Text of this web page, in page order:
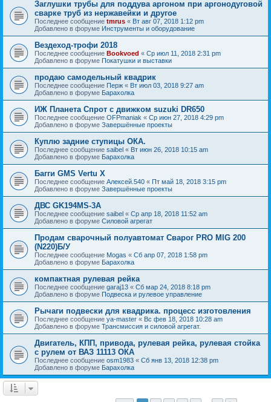
Заглушки трубы для поддува аргоном при аргонодуговой
сварке труб из нержавейки и другое
Последнее сообщение tmrus « Вт авг 07, 2018 1:12 pm
Добавлено в форуме Инструменты и оборудование
Вездеход-трофи 2018
Последнее сообщение Bookvoed « Ср июл 11, 2018 2:31 pm
Добавлено в форуме Покатушки и выставки
продаю самодельный квадрик
Последнее сообщение Перж « Вт июл 03, 2018 9:27 am
Добавлено в форуме Барахолка
ИЖ Планета Спрот с движком suzuki DR650
Последнее сообщение OFPmaniak « Ср июн 27, 2018 4:29 pm
Добавлено в форуме Завершённые проекты
Куплю задние ступицы ОКА.
Последнее сообщение saibel « Вт июн 26, 2018 10:15 am
Добавлено в форуме Барахолка
Багги GMS Vertu X
Последнее сообщение Алексей.540 « Пт май 18, 2018 3:15 pm
Добавлено в форуме Завершённые проекты
ДВС GK194MS-3A
Последнее сообщение saibel « Ср апр 18, 2018 11:52 am
Добавлено в форуме Силовой агрегат
Продам сварочный полуавтомат Сварог PRO MIG 200
(N220)Б/У
Последнее сообщение Mogas « Сб апр 07, 2018 1:58 pm
Добавлено в форуме Барахолка
компактная рулевая рейка
Последнее сообщение garaj13 « Сб мар 24, 2018 8:18 pm
Добавлено в форуме Подвеска и рулевое управление
Рычаги подвески для квадрика. процесс изготовления
Последнее сообщение ya-master « Вс фев 18, 2018 10:28 am
Добавлено в форуме Трансмиссия и силовой агрегат.
Двигатель, КПП, привода, рулевая рейка, рулевая стойка
с рулем от ВАЗ 11113 ОКА
Последнее сообщение osm1983 « Сб янв 13, 2018 12:38 pm
Добавлено в форуме Барахолка